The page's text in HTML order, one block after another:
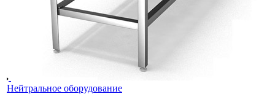
Нейтральное оборудование